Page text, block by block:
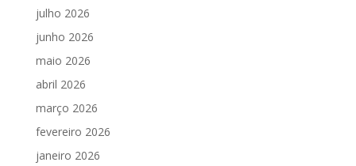
julho 2026
junho 2026
maio 2026
abril 2026
março 2026
fevereiro 2026
janeiro 2026